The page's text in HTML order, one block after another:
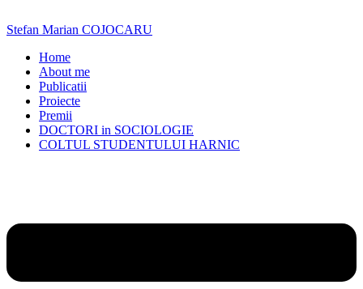
to
Stefan Marian COJOCARU
Home
About me
Publicatii
Proiecte
Premii
DOCTORI in SOCIOLOGIE
COLTUL STUDENTULUI HARNIC